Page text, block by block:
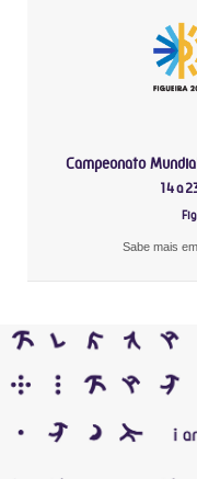
Campeonato
14 a
Sabe mais